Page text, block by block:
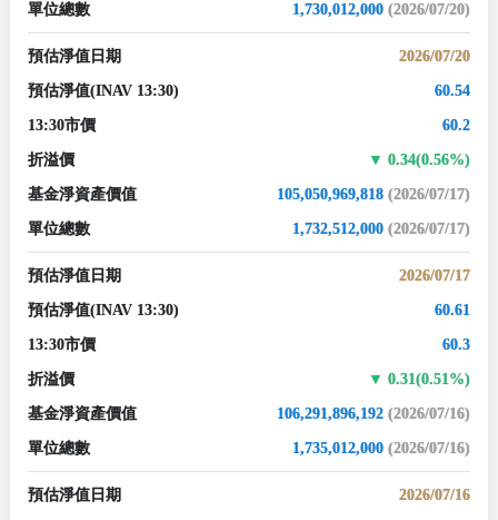
單位總數 1,730,012,000 (2026/07/20)
預估淨值日期 2026/07/20
預估淨值(INAV 13:30) 60.54
13:30市價 60.2
折溢價 0.34(0.56%)
基金淨資產價值 105,050,969,818 (2026/07/17)
單位總數 1,732,512,000 (2026/07/17)
預估淨值日期 2026/07/17
預估淨值(INAV 13:30) 60.61
13:30市價 60.3
折溢價 0.31(0.51%)
基金淨資產價值 106,291,896,192 (2026/07/16)
單位總數 1,735,012,000 (2026/07/16)
預估淨值日期 2026/07/16